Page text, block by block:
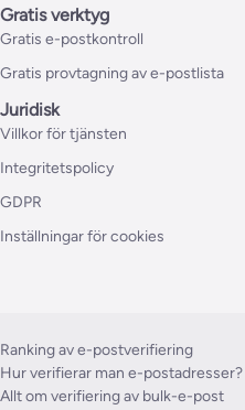
Gratis verktyg
Gratis e-postkontroll
Gratis provtagning av e-postlista
Juridisk
Villkor för tjänsten
Integritetspolicy
GDPR
Inställningar för cookies
Ranking av e-postverifiering
Hur verifierar man e-postadresser?
Allt om verifiering av bulk-e-post